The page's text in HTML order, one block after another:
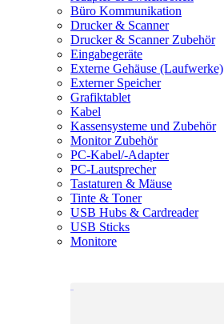
Büro Kommunikation
Drucker & Scanner
Drucker & Scanner Zubehör
Eingabegeräte
Externe Gehäuse (Laufwerke)
Externer Speicher
Grafiktablet
Kabel
Kassensysteme und Zubehör
Monitor Zubehör
PC-Kabel/-Adapter
PC-Lautsprecher
Tastaturen & Mäuse
Tinte & Toner
USB Hubs & Cardreader
USB Sticks
Monitore